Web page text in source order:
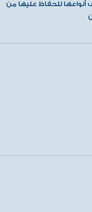
للحفاظ عليها من